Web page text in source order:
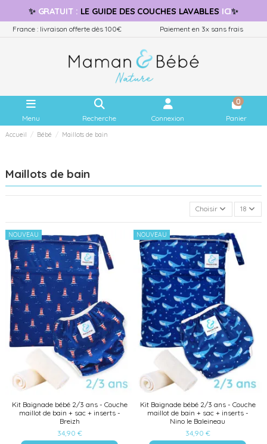
✨ GRATUIT: LE GUIDE DES COUCHES LAVABLES ICI✨
France : livraison offerte dès 100€ Paiement en 3x sans frais
Menu Recherche Connexion
0
Panier
Accueil Bébé Maillots de bain
Maillots de bain
Choisir 18
NOUVEAU
Kit Baignade bébé 2/3 ans - Couche
maillot de bain + sac + inserts -
Breizh
34,90 €
NOUVEAU
Kit Baignade bébé 2/3 ans - Couche
maillot de bain + sac + inserts -
Nino le Baleineau
34,90 €